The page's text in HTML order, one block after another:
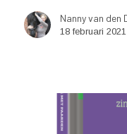
Nanny van den
18 februari 2021